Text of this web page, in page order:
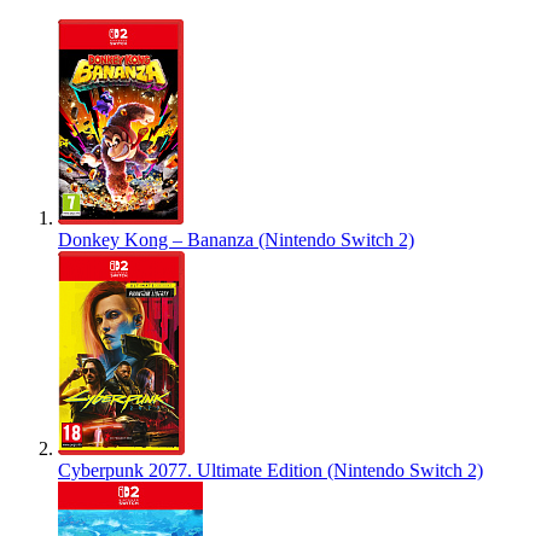
Donkey Kong – Bananza (Nintendo Switch 2)
Cyberpunk 2077. Ultimate Edition (Nintendo Switch 2)